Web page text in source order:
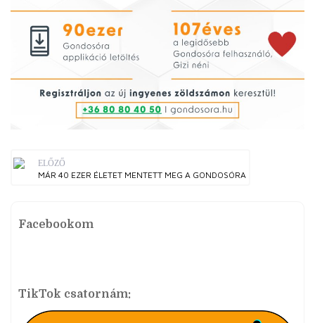
ELŐZŐ
MÁR 40 EZER ÉLETET MENTETT MEG A GONDOSÓRA
Facebookom
TikTok csatornám: